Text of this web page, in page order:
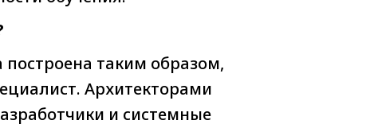
таким образом,
Архитекторами
и системные